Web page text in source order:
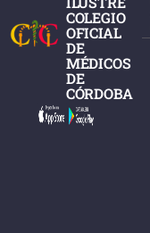
COLEGIO
OFICIAL
DE
MÉDICOS
DE
CÓRDOBA